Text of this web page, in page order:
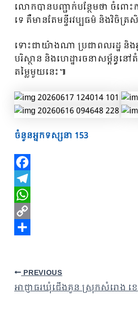
លោកបានបញ្ជាក់បន្ថែមថា ចំពោ
ទេ គឺមានតែមន្ទីរវប្បធម៌ និងវិចិ
ទោះជាយ៉ាងណា ប្រជាពលរដ្ឋ និង
បរិស្ថាន និងហេដ្ឋារចនាសម្ព័ន្ធ
តម្លៃមួយនេះ៕
ចំនួនអ្នកទស្សនា 153
Facebook
Telegram
WhatsApp
Copy
PREVIOUS
អាជ្ញាធរឃុំជើងគួន ស្រុកសំរោង ខ